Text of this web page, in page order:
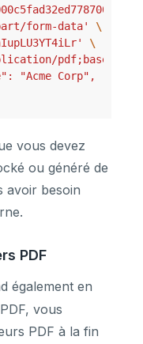
form-data'
\
\
"Acme Corp",
vous devez
ou généré de
avoir besoin
PDF
également en
vous
PDF à la fin